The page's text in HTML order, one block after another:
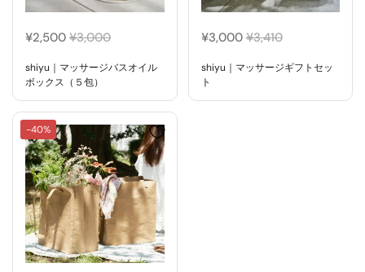
¥2,500 ¥3,000
shiyu｜マッサージバスオイル
ボックス（５包）
¥3,000 ¥3,410
shiyu｜マッサージギフトセッ
ト
-40%